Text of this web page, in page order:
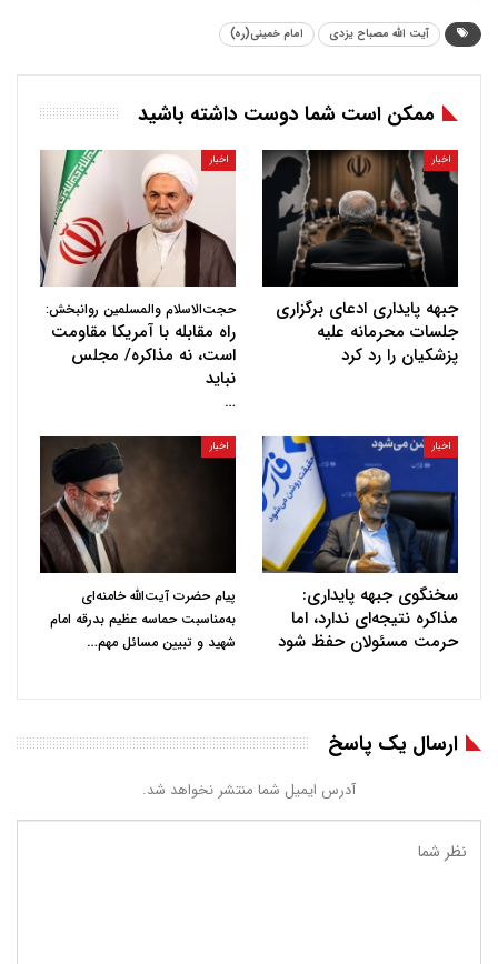
آیت الله مصباح یزدی امام خمینی(ره)
ممکن است شما دوست داشته باشید
اخبار
جبهه پایداری ادعای برگزاری
جلسات محرمانه علیه
پزشکیان را رد کرد
اخبار
حجت‌الاسلام والمسلمین روانبخش:
راه مقابله با آمریکا مقاومت
است، نه مذاکره/ مجلس
نباید
…
اخبار
سخنگوی جبهه پایداری:
مذاکره نتیجه‌ای ندارد، اما
حرمت مسئولان حفظ شود
اخبار
پیام حضرت آیت‌الله خامنه‌ای
به‌مناسبت حماسه عظیم بدرقه امام
شهید و تبیین مسائل مهم…
ارسال یک پاسخ
آدرس ایمیل شما منتشر نخواهد شد.